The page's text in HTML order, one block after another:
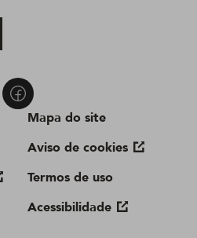
Mapa do site
Aviso de cookies
Termos de uso
Acessibilidade